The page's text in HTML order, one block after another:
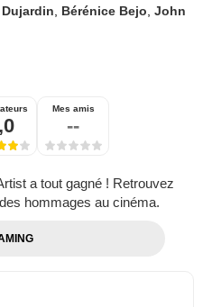
Bérénice Bejo ,John
Mes amis
--
a tout gagné ! Retrouvez
hommages au cinéma.